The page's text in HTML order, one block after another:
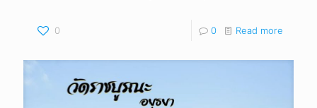
0 0 Read more